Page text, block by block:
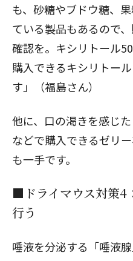
も、砂糖やブドウ糖、
ている製品もあるので
確認を。キシリトール
購入できるキシリトー
す」（福島さん）
他に、口の渇きを感じ
などで購入できるゼリ
も一手です。
■ドライマウス対策4
行う
唾液を分泌する「唾液